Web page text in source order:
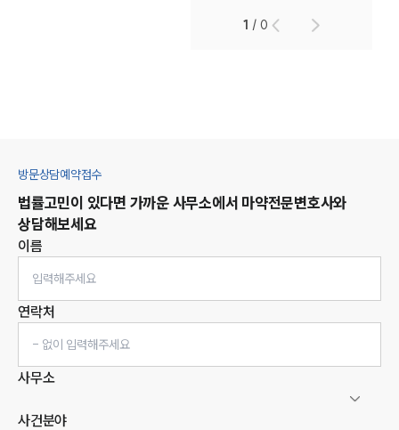
1 /0
방문상담예약접수
법률고민이 있다면 가까운 사무소에서 마약전문변호사와
상담해보세요
이름
연락처
사무소
사건분야